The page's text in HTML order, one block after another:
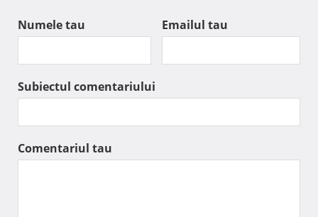
Numele tau Emailul tau
Subiectul comentariului
Comentariul tau